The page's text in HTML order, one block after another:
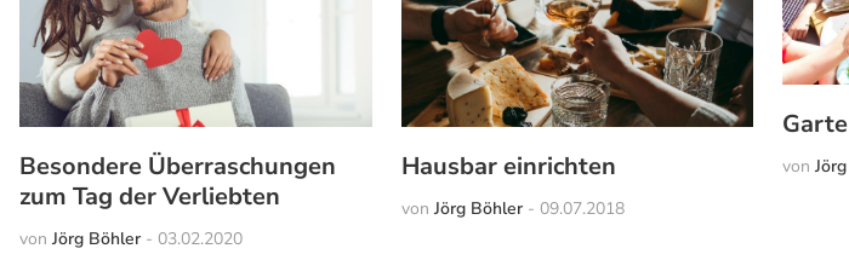
Besondere Überraschungen
zum Tag der Verliebten
von Jörg Böhler - 03.02.2020
Hausbar einrichten
von Jörg Böhler- 09.07.2018
von